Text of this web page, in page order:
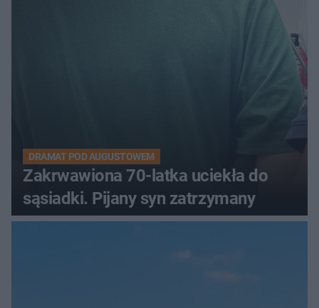
DRAMAT POD AUGUSTOWEM
Zakrwawiona 70-latka uciekła do
sąsiadki. Pijany syn zatrzymany